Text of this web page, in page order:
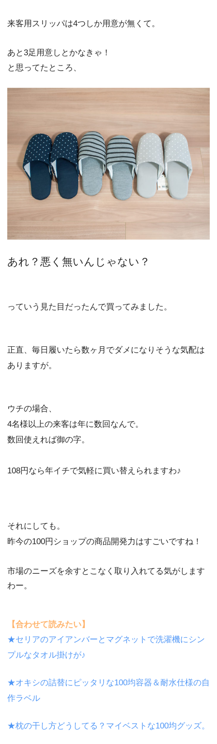
来客用スリッパは4つしか用意が無くて。
あと3足用意しとかなきゃ！
と思ってたところ、
あれ？悪く無いんじゃない？
っていう見た目だったんで買ってみました。
正直、毎日履いたら数ヶ月でダメになりそうな気配は
ありますが。
ウチの場合、
4名様以上の来客は年に数回なんで。
数回使えれば御の字。
108円なら年イチで気軽に買い替えられますわ♪
それにしても。
昨今の100円ショップの商品開発力はすごいですね！
市場のニーズを余すとこなく取り入れてる気がします
わー。
【合わせて読みたい】
★セリアのアイアンバーとマグネットで洗濯機にシン
プルなタオル掛けが♪
★オキシの詰替にピッタリな100均容器＆耐水仕様の自
作ラベル
★枕の干し方どうしてる？マイベストな100均グッズ。